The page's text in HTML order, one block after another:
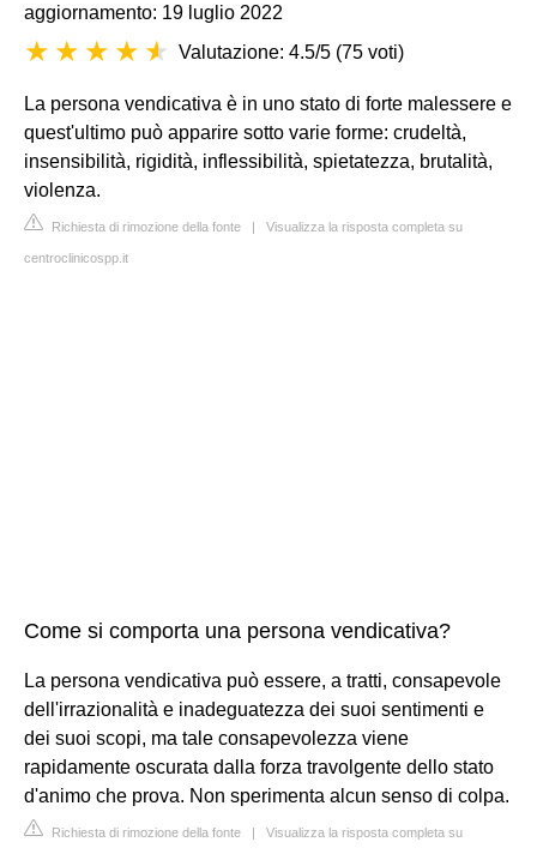
aggiornamento: 19 luglio 2022
Valutazione: 4.5/5 (75 voti)
La persona vendicativa è in uno stato di forte malessere e
quest'ultimo può apparire sotto varie forme: crudeltà,
insensibilità, rigidità, inflessibilità, spietatezza, brutalità,
violenza.
Richiesta di rimozione della fonte | Visualizza la risposta completa su
centroclinicospp.it
Come si comporta una persona vendicativa?
La persona vendicativa può essere, a tratti, consapevole
dell'irrazionalità e inadeguatezza dei suoi sentimenti e
dei suoi scopi, ma tale consapevolezza viene
rapidamente oscurata dalla forza travolgente dello stato
d'animo che prova. Non sperimenta alcun senso di colpa.
Richiesta di rimozione della fonte | Visualizza la risposta completa su